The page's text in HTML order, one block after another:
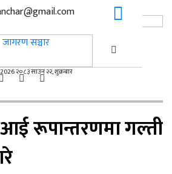
२०८३ साउन २२, शुक्रबार
रूपान्तरणमा गल्ती